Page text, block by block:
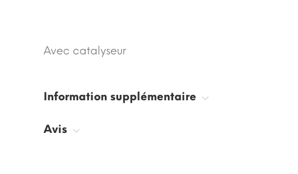
Avec catalyseur
Information supplémentaire
Avis